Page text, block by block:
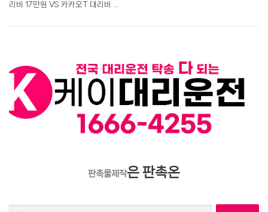
리비 17만원 VS 카카오T 대리비 …
판촉물제작은 판촉온